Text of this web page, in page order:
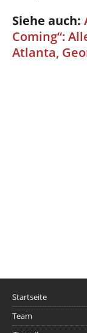
Siehe auch:
Coming“:
Atlanta,
Startseite
Team